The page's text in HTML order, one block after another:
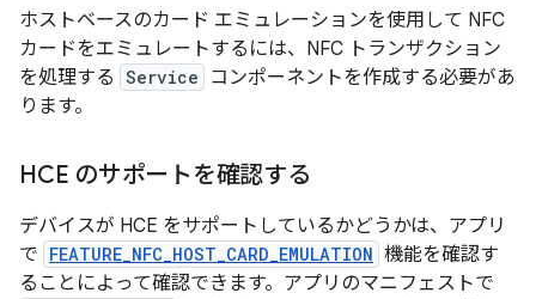
ホストベースのカード エミュレーションを使用して NFC
カードをエミュレートするには、NFC トランザクション
を処理する Service
コンポーネントを作成する必要があ
ります。
HCE のサポートを確認する
デバイスが HCE をサポートしているかどうかは、アプリ
で FEATURE_NFC_HOST_CARD_EMULATION 機能を確認す
ることによって確認できます。アプリのマニフェストで